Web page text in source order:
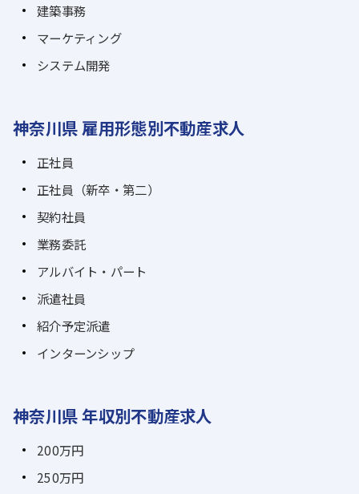
建築事務
マーケティング
システム開発
神奈川県 雇用形態別不動産求人
正社員
正社員（新卒・第二）
契約社員
業務委託
アルバイト・パート
派遣社員
紹介予定派遣
インターンシップ
神奈川県 年収別不動産求人
200万円
250万円